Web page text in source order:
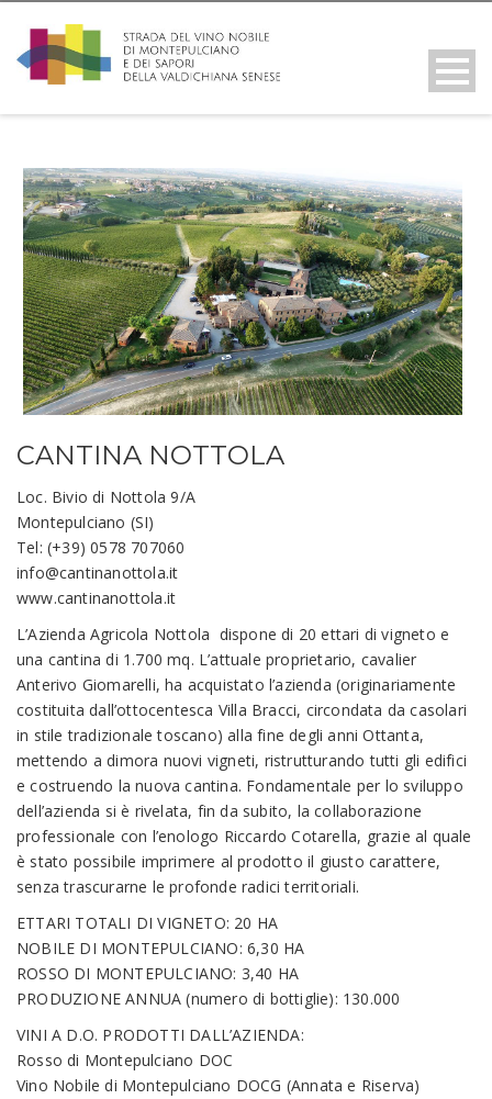
CANTINA NOTTOLA
Loc. Bivio di Nottola 9/A
Montepulciano (SI)
Tel: (+39) 0578 707060
info@cantinanottola.it
www.cantinanottola.it
L’Azienda Agricola Nottola dispone di 20 ettari di vigneto e
una cantina di 1.700 mq. L’attuale proprietario, cavalier
Anterivo Giomarelli, ha acquistato l’azienda (originariamente
costituita dall’ottocentesca Villa Bracci, circondata da casolari
in stile tradizionale toscano) alla fine degli anni Ottanta,
mettendo a dimora nuovi vigneti, ristrutturando tutti gli edifici
e costruendo la nuova cantina. Fondamentale per lo sviluppo
dell’azienda si è rivelata, fin da subito, la collaborazione
professionale con l’enologo Riccardo Cotarella, grazie al quale
è stato possibile imprimere al prodotto il giusto carattere,
senza trascurarne le profonde radici territoriali.
ETTARI TOTALI DI VIGNETO: 20 HA
NOBILE DI MONTEPULCIANO: 6,30 HA
ROSSO DI MONTEPULCIANO: 3,40 HA
PRODUZIONE ANNUA (numero di bottiglie): 130.000
VINI A D.O. PRODOTTI DALL’AZIENDA:
Rosso di Montepulciano DOC
Vino Nobile di Montepulciano DOCG (Annata e Riserva)